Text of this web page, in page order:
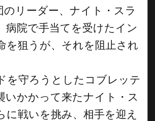
のリーダー、ナイト・スラ
病院で手当てを受けたイン
を狙うが、それを阻止され
を守ろうとしたコブレッテ
いかかって来たナイト・ス
に戦いを挑み、相手を迎え